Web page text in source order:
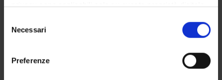
privacy sono applicabili solo su questa proprietà digitale
modificare o revocare il proprio consenso in qualsiasi
momento dalla Dichiarazione sui cookie o facendo clic
delNecessari
Preferenze
COMMISSIONI
UFFICI E STRUTTURE DI SERVIZIO